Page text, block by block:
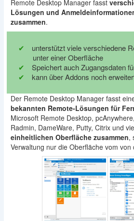
Remote Desktop Manager fasst
Lösungen und
zusammen.
unterstützt viele verschiedene
unter einer Oberfläche
Speichert auch Zugangsdaten
kann über Addons noch
Der Remote Desktop Manager fasst
bekannten Remote-Lösungen für
Microsoft Remote Desktop, pcAnywhere,
Radmin, DameWare, Putty, Citrix und
einheitlichen Oberfläche zusammen,
Verwaltung nur die Oberfläche vom